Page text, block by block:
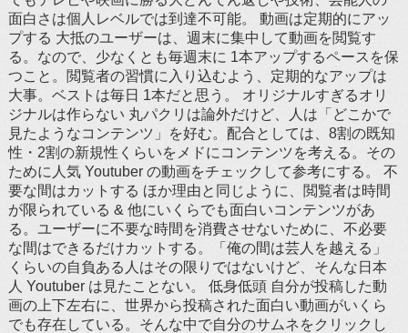
面白さは個人レベルでは到達不可能。 動画は定期的にアッ
プする 大抵のユーザーは、週末に集中して動画を閲覧す
る。なので、少なくとも毎週末に 1本アップするペースを保
つこと。閲覧者の習慣に入り込むよう、定期的なアップは
大事。ベストは毎日 1本だと思う。 オリジナルすぎるオリ
ジナルは作らない 丸パクリは論外だけど、人は「どこかで
見たようなコンテンツ」を好む。配合としては、8割の既知
性・2割の新規性くらいをメドにコンテンツを考える。その
ために人気 Youtuber の動画をチェックして参考にする。 不
要な間はカットする ほか理由と同じように、閲覧者は時間
が限られている & 他にいくらでも面白いコンテンツがあ
る。ユーザーに不要な時間を消費させないために、不必要
な間はできるだけカットする。「俺の間は芸人を越える」
くらいの自負ある人はその限りではないけど、そんな日本
人 Youtuber は見たことない。 低身低頭 自分が投稿した動
画の上下左右に、世界から投稿された面白い動画がいくら
でも存在している。そんな中で自分のサムネをクリックし